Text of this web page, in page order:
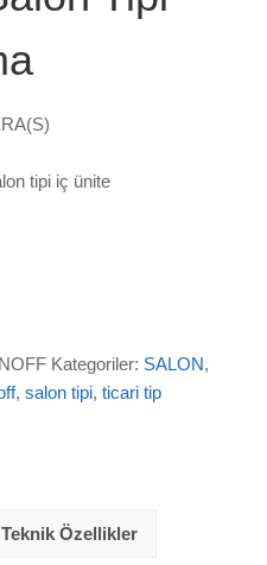
tipi iç ünite
Kategoriler: SALON,
, salon tipi, ticari tip
Teknik Özellikler